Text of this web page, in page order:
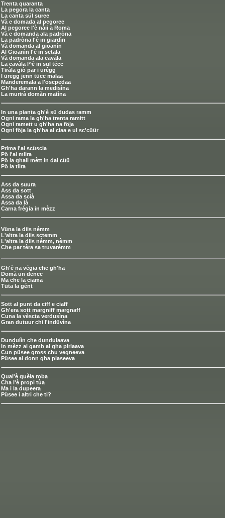
Trenta quaranta
La pegora la canta
La canta sül suree
Và e domada al pegoree
Al pegoree l'è nàii a Roma
Và e domanda ala padròna
La padròna l'è in giardìn
Và domanda al gioanìn
Al Gioanìn l'è in sctala
Và domanda ala cavàla
La cavàla l^è in sül técc
Tiràla giò par i urégg
I üregg jenn tücc malaa
Manderemala a l'oscpedaa
Gh'ha darann la medisìna
La murirà domàn matìna
In una pianta gh'è sü dudas ramm
Ogni rama la gh'ha trenta ramitt
Ogni ramett u gh'ha na föja
Ogni föja la gh'ha al ciaa e ul sc'cüür
Prima l'al scüscia
Pö l'al miira
Pö la ghall mètt in dal cüü
Pö la tiira
Ass da suura
Ass da sott
Assa da scià
Assa da là
Carna frégia in mèzz
Vüna la diis némm
L'altra la diis sctemm
L'altra la diis némm, nèmm
Che par tèra sa truvarémm
Gh'è na végia che gh'ha
Domà un dencc
Ma che la ciama
Tüta la gént
Sott al punt da ciff e ciaff
Gh'era sott margniff margnaff
Cuna la vèscta verdusìna
Gran dutuur chi l'indüvìna
Dundulìn che dundulaava
In mèzz ai gamb al gha pirlaava
Cun püsee gross chu vegneeva
Püsee ai donn gha piaseeva
Qual'è quèla roba
Cha l'è propi tùa
Ma i la dupeera
Püsee i altri che ti?